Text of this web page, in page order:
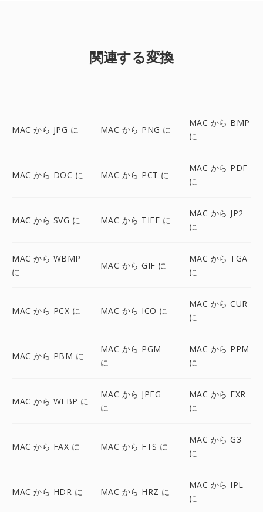
関連する変換
MAC から JPG に MAC から PNG に
MAC から BMP
に
MAC から DOC に MAC から PCT に
MAC から PDF
に
MAC から SVG に MAC から TIFF に
MAC から JP2
に
MAC から WBMP
に
MAC から GIF に
MAC から TGA
に
MAC から PCX に MAC から ICO に
MAC から CUR
に
MAC から PBM に
MAC から PGM
に
MAC から PPM
に
MAC から WEBP に
MAC から JPEG
に
MAC から EXR
に
MAC から FAX に MAC から FTS に
MAC から G3
に
MAC から HDR に MAC から HRZ に
MAC から IPL
に